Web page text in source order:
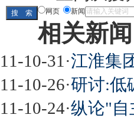
网页 新闻
相关新闻
11-10-31 ·江淮集
11-10-26·研讨:低
11-10-24·纵论"自